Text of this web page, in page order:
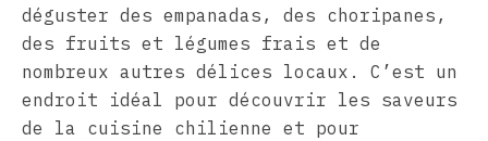
déguster des empanadas, des choripanes,
des fruits et légumes frais et de
nombreux autres délices locaux. C’est un
endroit idéal pour découvrir les saveurs
de la cuisine chilienne et pour